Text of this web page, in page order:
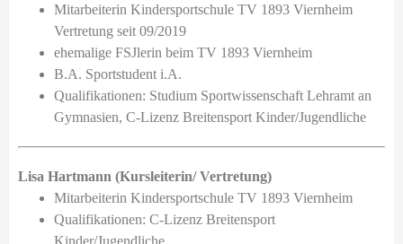
Mitarbeiterin Kindersportschule TV 1893 Viernheim
Vertretung seit 09/2019
ehemalige FSJlerin beim TV 1893 Viernheim
B.A. Sportstudent i.A.
Qualifikationen: Studium Sportwissenschaft Lehramt an
Gymnasien, C-Lizenz Breitensport Kinder/Jugendliche
Lisa Hartmann (Kursleiterin/ Vertretung)
Mitarbeiterin Kindersportschule TV 1893 Viernheim
Qualifikationen: C-Lizenz Breitensport
Kinder/Jugendliche